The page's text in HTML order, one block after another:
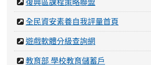
復興區課程策略聯盟
全民資安素養自我評量首頁
遊戲軟體分級查詢網
教育部 學校教育儲蓄戶